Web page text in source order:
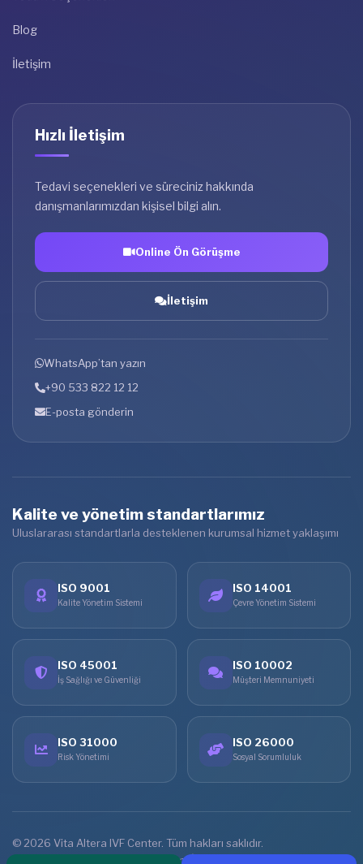
Blog
İletişim
Hızlı İletişim
Tedavi seçenekleri ve süreciniz hakkında
danışmanlarımızdan kişisel bilgi alın.
Online Ön Görüşme
İletişim
WhatsApp’tan yazın
+90 533 822 12 12
E-posta gönderin
Kalite ve yönetim standartlarımız
Uluslararası standartlarla desteklenen kurumsal hizmet yaklaşımı
ISO 9001
Kalite Yönetim Sistemi
ISO 14001
Çevre Yönetim Sistemi
ISO 45001
İş Sağlığı ve Güvenliği
ISO 10002
Müşteri Memnuniyeti
ISO 31000
Risk Yönetimi
ISO 26000
Sosyal Sorumluluk
© 2026 Vita Altera IVF Center. Tüm hakları saklıdır.
Online Görüşme